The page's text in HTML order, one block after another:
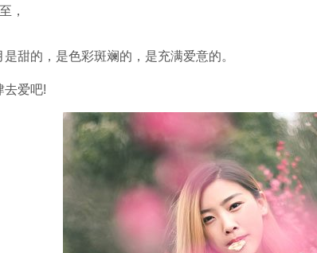
，
甜的，是色彩斑斓的，是充满爱意的。
去爱吧!